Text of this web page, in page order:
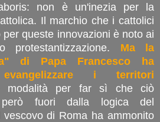
non è un'inezia per la
Il marchio che i cattolici
queste innovazioni è noto ai
protestantizzazione. Ma la
di Papa Francesco ha
i territori
modalità per far sì che ciò
però fuori dalla logica del
di Roma ha ammonito